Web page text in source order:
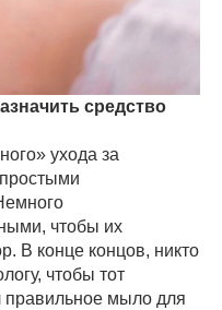
средство
ухода за
чтобы их
В конце концов, никто
чтобы тот
правильное мыло для